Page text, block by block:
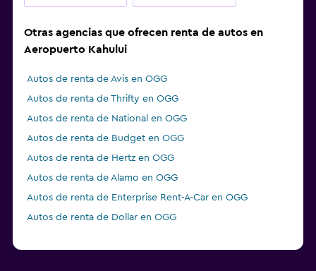
Otras agencias que ofrecen renta de autos en
Aeropuerto Kahului
Autos de renta de Avis en OGG
Autos de renta de Thrifty en OGG
Autos de renta de National en OGG
Autos de renta de Budget en OGG
Autos de renta de Hertz en OGG
Autos de renta de Alamo en OGG
Autos de renta de Enterprise Rent-A-Car en OGG
Autos de renta de Dollar en OGG